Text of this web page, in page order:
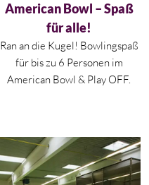
American Bowl – Spaß
für alle!
Ran an die Kugel! Bowlingspaß
für bis zu 6 Personen im
American Bowl & Play OFF.